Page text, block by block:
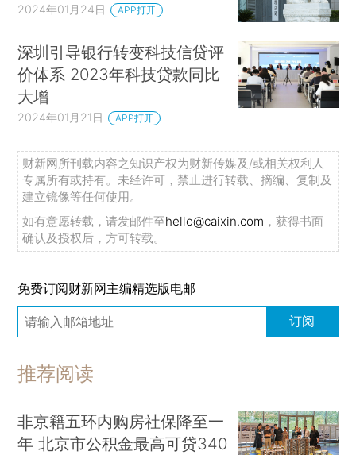
2024年01月24日 APP打开
深圳引导银行转变科技信贷评
价体系 2023年科技贷款同比
大增
2024年01月21日 APP打开
财新网所刊载内容之知识产权为财新传媒及/或相关权利人
专属所有或持有。未经许可，禁止进行转载、摘编、复制及
建立镜像等任何使用。
如有意愿转载，请发邮件至hello@caixin.com ，获得书面
确认及授权后，方可转载。
免费订阅财新网主编精选版电邮
订阅
推荐阅读
非京籍五环内购房社保降至一
年 北京市公积金最高可贷340